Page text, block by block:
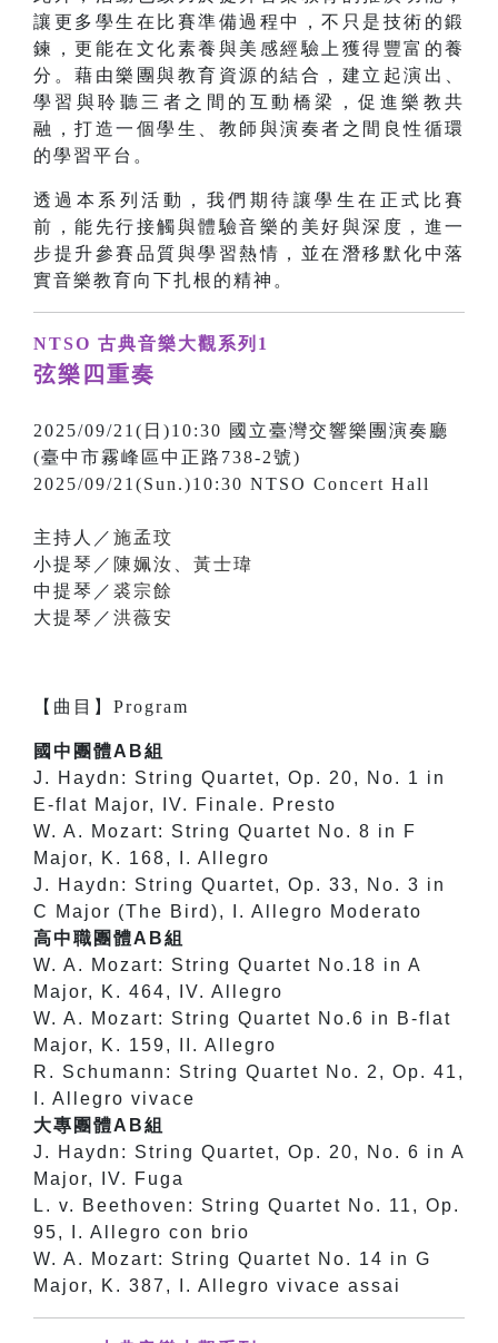
讓更多學生在比賽準備過程中，不只是技術的鍛
鍊，更能在文化素養與美感經驗上獲得豐富的養
分。藉由樂團與教育資源的結合，建立起演出、
學習與聆聽三者之間的互動橋梁，促進樂教共
融，打造一個學生、教師與演奏者之間良性循環
的學習平台。
透過本系列活動，我們期待讓學生在正式比賽
前，能先行接觸與體驗音樂的美好與深度，進一
步提升參賽品質與學習熱情，並在潛移默化中落
實音樂教育向下扎根的精神。
NTSO 古典音樂大觀系列1
弦樂四重奏
2025/09/21(日)10:30 國立臺灣交響樂團演奏廳
(臺中市霧峰區中正路738-2號)
2025/09/21(Sun.)10:30 NTSO Concert Hall
主持人／ 施孟玟
小提琴／ 陳姵汝
黃士瑋
中提琴／ 裘宗餘
大提琴／ 洪薇安
【 曲目 】 Program
國中團體AB組
J. Haydn: String Quartet, Op. 20, No. 1 in
E-flat Major, IV. Finale. Presto
W. A. Mozart: String Quartet No. 8 in F
Major, K. 168, I. Allegro
J. Haydn: String Quartet, Op. 33, No. 3 in
C Major (The Bird), I. Allegro Moderato
高中職團體AB組
W. A. Mozart: String Quartet No.18 in A
Major, K. 464, IV. Allegro
W. A. Mozart: String Quartet No.6 in B-flat
Major, K. 159, II. Allegro
R. Schumann: String Quartet No. 2, Op. 41,
I. Allegro vivace
大專團體AB組
J. Haydn: String Quartet, Op. 20, No. 6 in A
Major, IV. Fuga
L. v. Beethoven: String Quartet No. 11, Op.
95, I. Allegro con brio
W. A. Mozart: String Quartet No. 14 in G
Major, K. 387, I. Allegro vivace assai